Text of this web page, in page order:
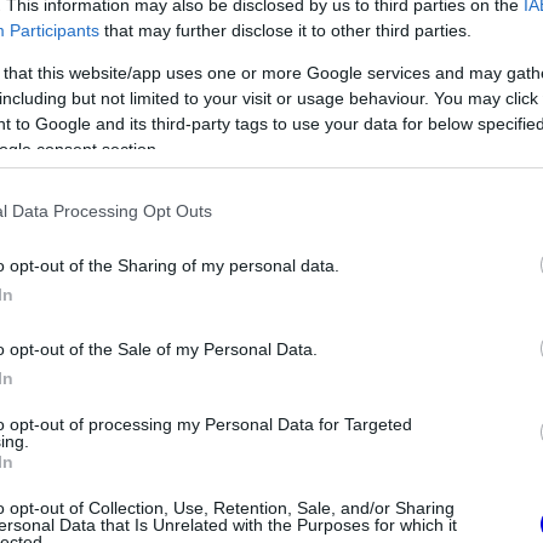
This information may also be disclosed by us to third parties on the
Participants that may further disclose it to other third parties.
that this website/app uses one or more Google services and may
but not limited to your visit or usage behaviour. You may
to Google and its third-party tags to use your data for below
consent section.
Data Processing Opt Outs
opt-out of the Sharing of my personal data.
opt-out of the Sale of my Personal Data.
opt-out of processing my Personal Data for Targeted
opt-out of Collection, Use, Retention, Sale, and/or Sharing
Data that Is Unrelated with the Purposes for which it
sem jelent. A szabályok átveréséhez
lenne szükség, ami a hivatalosan már
négy támogatót követel meg.
beszélt a
McLarennél